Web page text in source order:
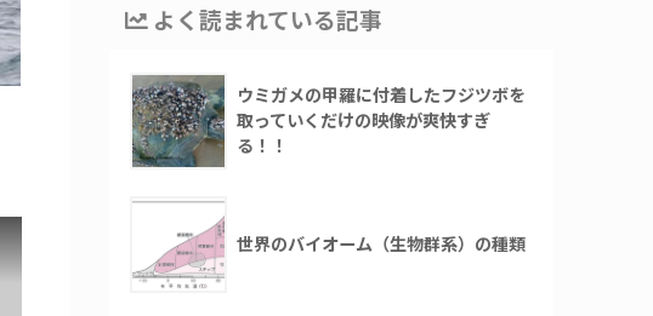
よく読まれている記事
ウミガメの甲羅に付着したフジツボを
取っていくだけの映像が爽快すぎ
る！！
世界のバイオーム（生物群系）の種類